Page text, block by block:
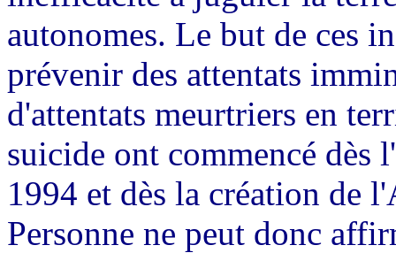
autonomes. Le but de ces
prévenir des attentats
d'attentats meurtriers en
suicide ont commencé dès
1994 et dès la création de
Personne ne peut donc